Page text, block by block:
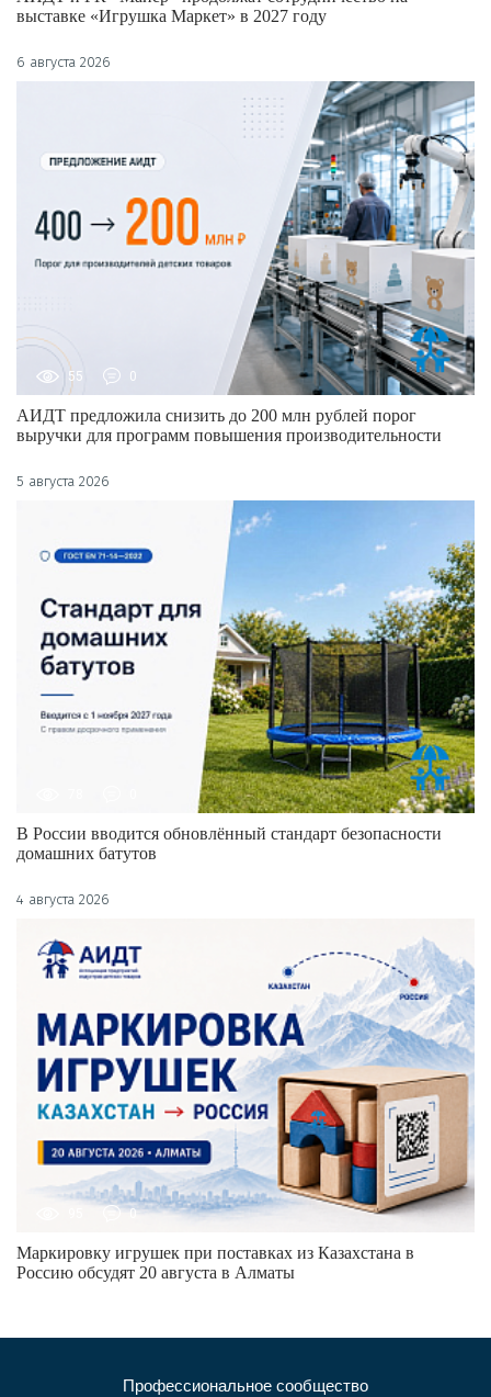
выставке «Игрушка Маркет» в 2027 году
6 августа 2026
55 0
АИДТ предложила снизить до 200 млн рублей порог
выручки для программ повышения производительности
5 августа 2026
В России вводится обновлённый стандарт безопасности
домашних батутов
4 августа 2026
0
Маркировку игрушек при поставках из Казахстана в
Россию обсудят 20 августа в Алматы
Профессиональное сообщество